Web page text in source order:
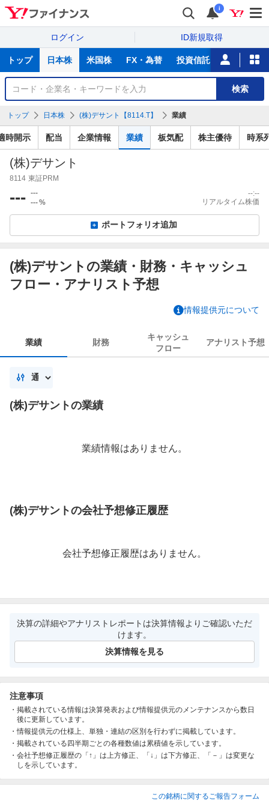
i
ログイン ID新規取得
サ
トップ 日本株 米国株 FX・為替 投資信託 ニュース
銘
検
索
検索
トップ 日本株 (株)デサント【8114.T】 業績
時開示 配当 企業情報 業績 板気配 株主優待 時系
(株)デサント
8114 東証PRM
--- ---
---%
--:--
リアルタイム株価
ポートフォリオ追加
(株)デサントの業績・財務・キャッシュ
フロー・アナリスト予想
情報提供元について
業績 財務
キャッシュ
フロー
アナリスト予想
(株)デサントの業績
業績情報はありません。
(株)デサントの会社予想修正履歴
会社予想修正履歴はありません。
決算の詳細やアナリストレポートは決算情報よりご確認いただ
けます。
決算情報を見る
注意事項
掲載されている情報は決算発表および情報提供元のメンテナンスから数日
後に更新しています。
情報提供元の仕様上、単独・連結の区別を行わずに掲載しています。
掲載されている四半期ごとの各種数値は累積値を示しています。
会社予想修正履歴の「↑」は上方修正、「↓」は下方修正、「－」は変更な
しを示しています。
この銘柄に関するご報告フォーム